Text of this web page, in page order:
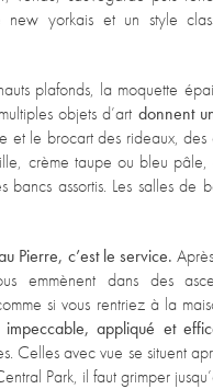
new yorkais et un style
plafonds, la moquette
objets d’art donnent
et le brocart des rideaux, des
crème taupe ou bleu pâle,
assortis. Les salles de
Pierre, c’est le service.
emmènent dans des
si vous rentriez à la
appliqué et
Celles avec vue se situent
Park, il faut grimper